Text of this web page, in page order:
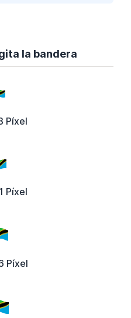
la bandera
Píxel
Píxel
Píxel